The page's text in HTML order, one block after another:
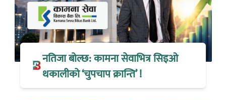
नतिजा बोल्छ: कामना सेवाभित्र सिइओ
थकालीको ‘चुपचाप क्रान्ति’ !